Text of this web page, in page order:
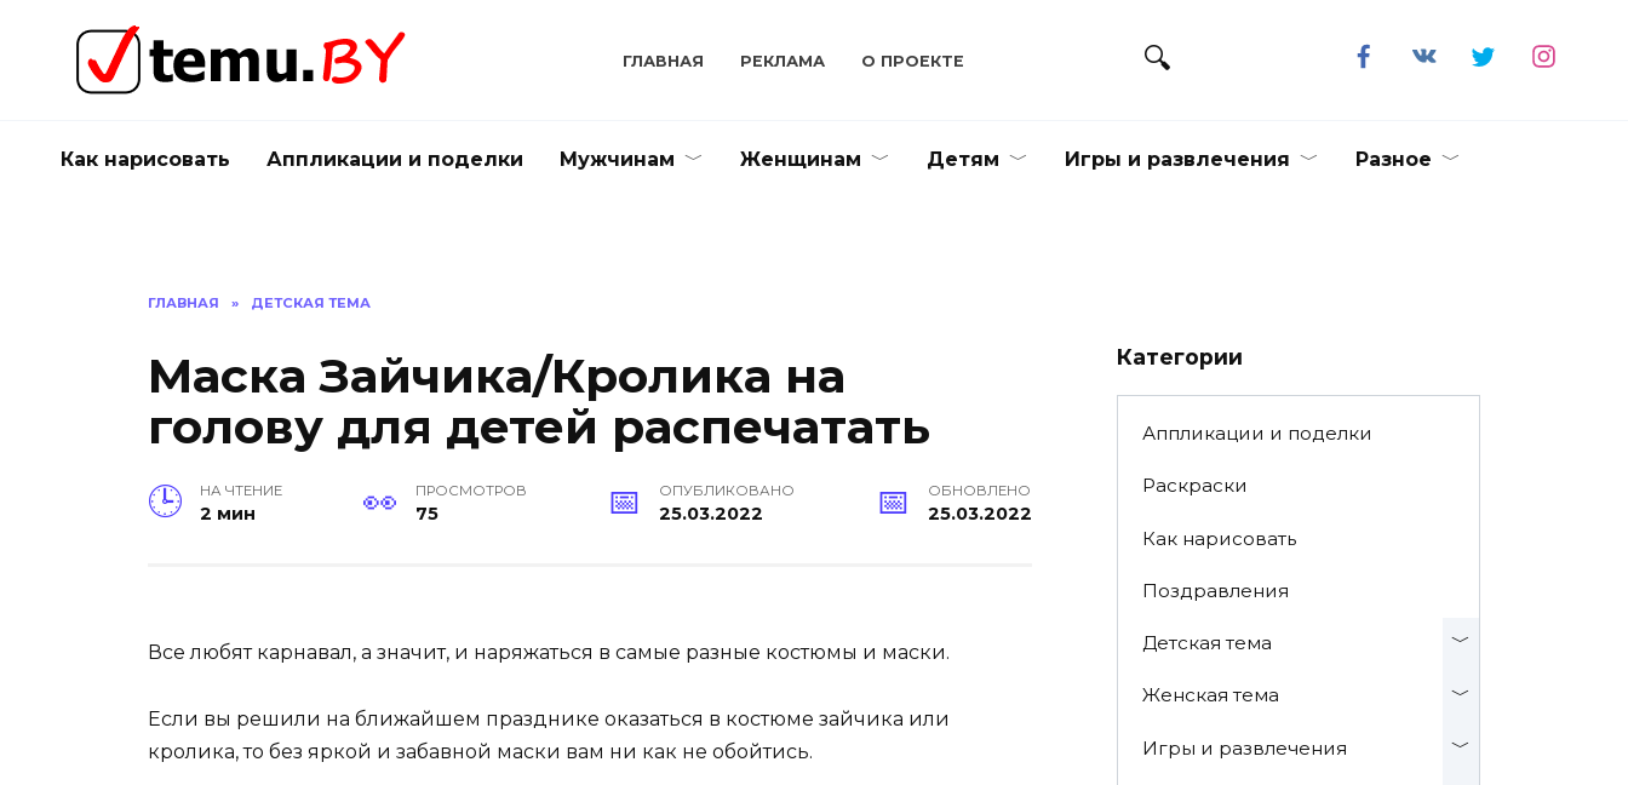
содержанию
ГЛАВНАЯ РЕКЛАМА О ПРОЕКТЕ
Как нарисовать Аппликации и поделки Мужчинам Женщинам Детям Игры и развлечения Разное
ГЛАВНАЯ » ДЕТСКАЯ ТЕМА
Маска Зайчика/Кролика на
голову для детей распечатать
НА ЧТЕНИЕ
2 мин
ПРОСМОТРОВ
75
ОПУБЛИКОВАНО
25.03.2022
ОБНОВЛЕНО
25.03.2022
Все любят карнавал, а значит, и наряжаться в самые разные костюмы и маски.
Если вы решили на ближайшем празднике оказаться в костюме зайчика или
кролика, то без яркой и забавной маски вам ни как не обойтись.
Категории
Аппликации и поделки
Раскраски
Как нарисовать
Поздравления
Детская тема
Женская тема
Игры и развлечения